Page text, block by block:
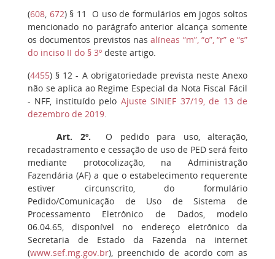
(608, 672)§ 11
O uso de formulários em jogos soltos
mencionado no parágrafo anterior alcança somente
os documentos previstos nasalíneas “m”, “o”, “r” e “s”
do inciso II do § 3º deste artigo.
(4455) § 12- A obrigatoriedade prevista neste Anexo
não se aplica ao Regime Especial da Nota Fiscal Fácil
- NFF, instituído pelo Ajuste SINIEF 37/19, de 13 de
dezembro de 2019.
Art. 2º. O pedido para uso, alteração,
recadastramento e cessação de uso de PED será feito
mediante protocolização, na Administração
Fazendária (AF) a que o estabelecimento requerente
estiver circunscrito, do formulário
Pedido/Comunicação de Uso de Sistema de
Processamento Eletrônico de Dados, modelo
06.04.65, disponível no endereço eletrônico da
Secretaria de Estado da Fazenda na internet
(www.sef.mg.gov.br), preenchido de acordo com as